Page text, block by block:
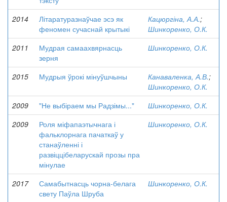
2014
Літаратуразнаўчае эсэ як
феномен сучаснай крытыкі
Кацюргіна, А.А.;
Шинкоренко, О.К.
2011
Мудрая самаахвярнасць
зерня
Шинкоренко, О.К.
2015 Мудрыя ўрокі мінуўшчыны Канаваленка, А.В.;
Шинкоренко, О.К.
2009
"Не выбіраем мы Радзімы..."
Шинкоренко, О.К.
2009
Роля міфапаэтычнага і
фальклорнага пачаткаў у
станаўленні і
развіццібеларускай прозы пра
мінулае
Шинкоренко, О.К.
2017
Самабытнасць чорна-белага
свету Паўла Шруба
Шинкоренко, О.К.